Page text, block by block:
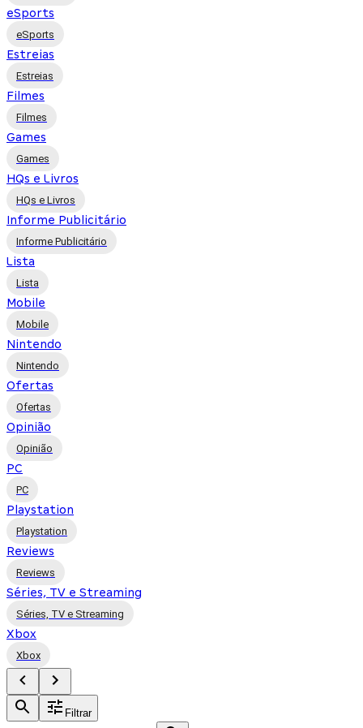
eSports
eSports
Estreias
Estreias
Filmes
Filmes
Games
Games
HQs e Livros
HQs e Livros
Informe Publicitário
Informe Publicitário
Lista
Lista
Mobile
Mobile
Nintendo
Nintendo
Ofertas
Ofertas
Opinião
Opinião
PC
PC
Playstation
Playstation
Reviews
Reviews
Séries, TV e Streaming
Séries, TV e Streaming
Xbox
Xbox
Filtrar